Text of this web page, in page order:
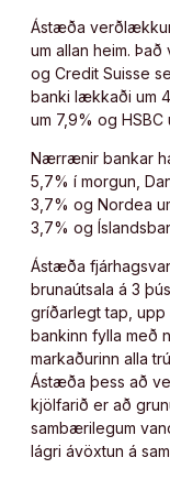
Ástæða
um allan heim.
og Credit Suisse
banki lækkaði um
um 7,9% og HSBC
Nærrænir bankar
5,7% í morgun,
3,7% og Nordea
3,7% og
Ástæða
brunaútsala á 3
gríðarlegt tap, upp
bankinn fylla með
markaðurinn alla
Ástæða þess að
kjölfarið er að
sambærilegum
lágri ávöxtun á